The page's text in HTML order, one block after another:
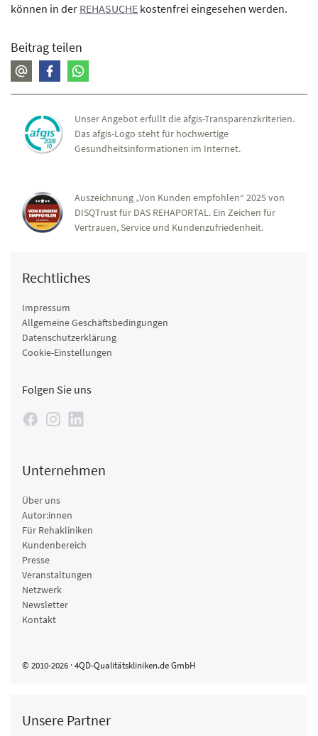
können in der REHASUCHE kostenfrei eingesehen werden.
Beitrag teilen
Unser Angebot erfüllt die afgis-Transparenzkriterien.
Das afgis-Logo steht für hochwertige
Gesundheitsinformationen im Internet.
Auszeichnung „Von Kunden empfohlen“ 2025 von
DISQTrust für DAS REHAPORTAL. Ein Zeichen für
Vertrauen, Service und Kundenzufriedenheit.
Rechtliches
Impressum
Allgemeine Geschäftsbedingungen
Datenschutzerklärung
Cookie-Einstellungen
Folgen Sie uns
Unternehmen
Über uns
Autor:innen
Für Rehakliniken
Kundenbereich
Presse
Veranstaltungen
Netzwerk
Newsletter
Kontakt
© 2010-2026 · 4QD-Qualitätskliniken.de GmbH
Unsere Partner